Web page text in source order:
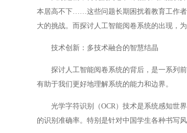
本居高不下……这些问题长期困扰着教育工作
大的挑战。而探讨人工智能阅卷系统的出现，
技术创新：多技术融合的智慧结晶
探讨人工智能阅卷系统的背后，是一系列前
有助于我们更好地理解系统的能力和边界。
光学字符识别（OCR）技术是系统感知世界
的识别准确率。特别是针对中国学生各种书写